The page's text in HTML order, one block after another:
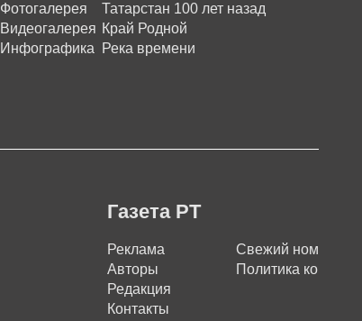
Фотогалерея
Видеогалерея
Инфографика
Татарстан 100 лет назад
Край Родной
Река времени
Газета РТ
Реклама
Авторы
Редакция
Контакты
Свежий номер
Политика